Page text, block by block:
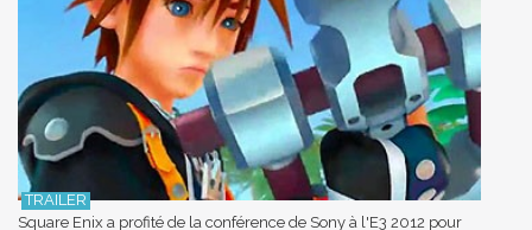
Square Enix a profité de la conférence de Sony à l'E3 2012 pour